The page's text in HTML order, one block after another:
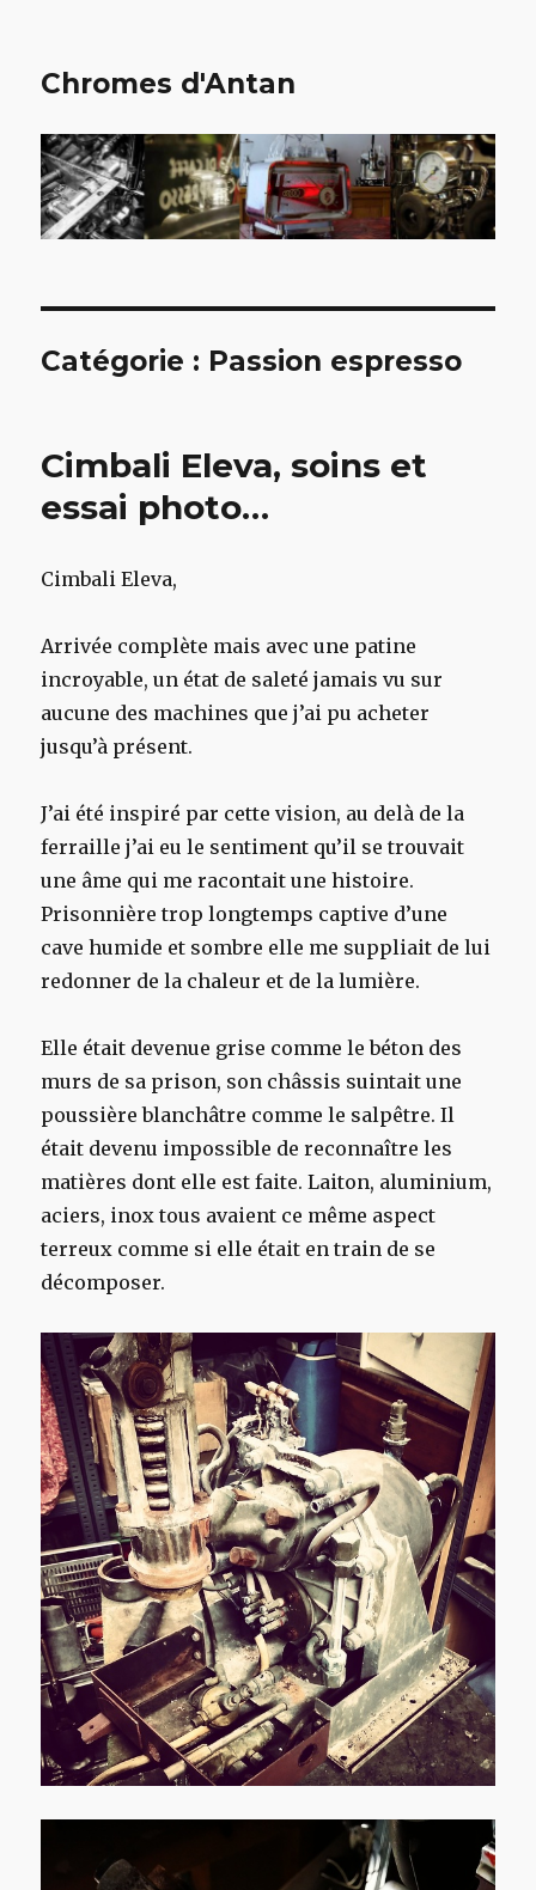
Chromes d'Antan
Catégorie : Passion espresso
Cimbali Eleva, soins et
essai photo…
Cimbali Eleva,
Arrivée complète mais avec une patine
incroyable, un état de saleté jamais vu sur
aucune des machines que j’ai pu acheter
jusqu’à présent.
J’ai été inspiré par cette vision, au delà de la
ferraille j’ai eu le sentiment qu’il se trouvait
une âme qui me racontait une histoire.
Prisonnière trop longtemps captive d’une
cave humide et sombre elle me suppliait de lui
redonner de la chaleur et de la lumière.
Elle était devenue grise comme le béton des
murs de sa prison, son châssis suintait une
poussière blanchâtre comme le salpêtre. Il
était devenu impossible de reconnaître les
matières dont elle est faite. Laiton, aluminium,
aciers, inox tous avaient ce même aspect
terreux comme si elle était en train de se
décomposer.